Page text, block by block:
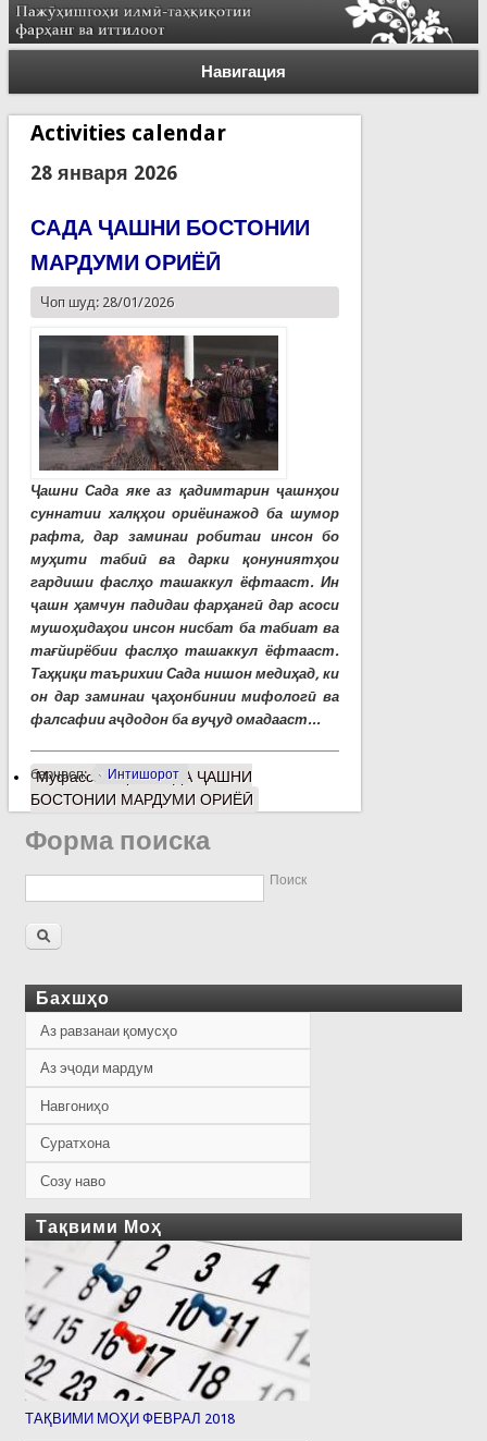
Навигация
Activities calendar
28 января 2026
САДА ҶАШНИ БОСТОНИИ
МАРДУМИ ОРИЁӢ
Чоп шуд: 28/01/2026
Ҷашни Сада яке аз қадимтарин ҷашнҳои
суннатии халқҳои ориёинажод ба шумор
рафта, дар заминаи робитаи инсон бо
муҳити табиӣ ва дарки қонуниятҳои
гардиши фаслҳо ташаккул ёфтааст. Ин
ҷашн ҳамчун падидаи фарҳангӣ дар асоси
мушоҳидаҳои инсон нисбат ба табиат ва
тағйирёбии фаслҳо ташаккул ёфтааст.
Таҳқиқи таърихии Сада нишон медиҳад, ки
он дар заминаи ҷаҳонбинии мифологӣ ва
фалсафии аҷдодон ба вуҷуд омадааст...
барчасп: Интишорот
Муфассалтаро САДА ҶАШНИ
БОСТОНИИ МАРДУМИ ОРИЁӢ
Форма поиска
Поиск
Бахшҳо
Аз равзанаи қомусҳо
Аз эҷоди мардум
Навгониҳо
Суратхона
Созу наво
Тақвими Моҳ
ТАҚВИМИ МОҲИ ФЕВРАЛ 2018